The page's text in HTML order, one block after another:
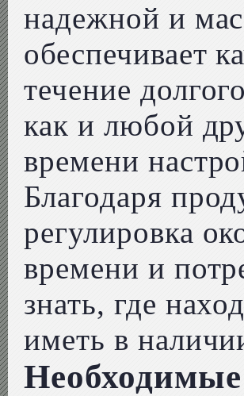
надежной и
обеспечивает
течение
как и любой
времени
Благодаря
регулировка
времени и
знать, где
иметь в